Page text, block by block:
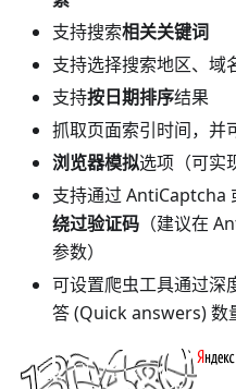
支持搜索相关关键词
支持选择搜索地区、域
支持按日期排序结果
抓取页面索引时间，并
浏览器模拟选项（可实
支持通过 AntiCaptcha
绕过验证码 （建议在
参数）
可设置爬虫工具通过深
答 (Quick answers) 数